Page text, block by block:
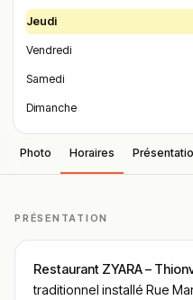
Jeudi
Vendredi
Samedi
Dimanche
Photo Horaires
PRÉSENTATION
Restaurant ZYARA –
traditionnel installé Rue